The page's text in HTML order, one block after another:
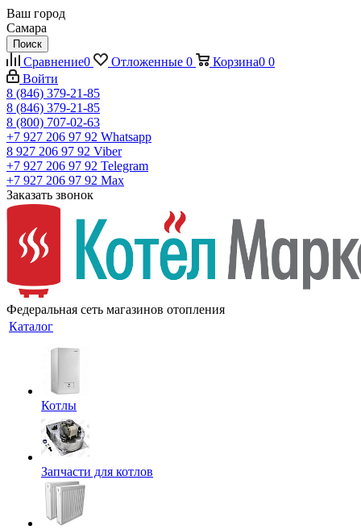
Ваш город
Самара
Поиск
Сравнение0 Отложенные 0 Корзина0 0
Войти
8 (846) 379-21-85
8 (846) 379-21-85
8 (800) 707-02-63
+7 927 206 97 92 Whatsapp
8 927 206 97 92 Viber
+7 927 206 97 92 Telegram
+7 927 206 97 92 Max
Заказать звонок
Федеральная сеть магазинов отопления
Каталог
Котлы
Запчасти для котлов